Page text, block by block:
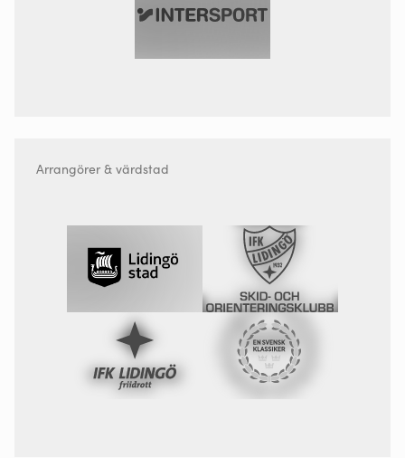
Arrangörer & värdstad